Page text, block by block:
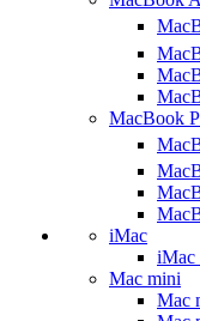
MacBook
iMac
iMac
Mac mini
Mac